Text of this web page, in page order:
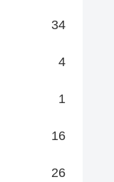
34
4
1
16
26